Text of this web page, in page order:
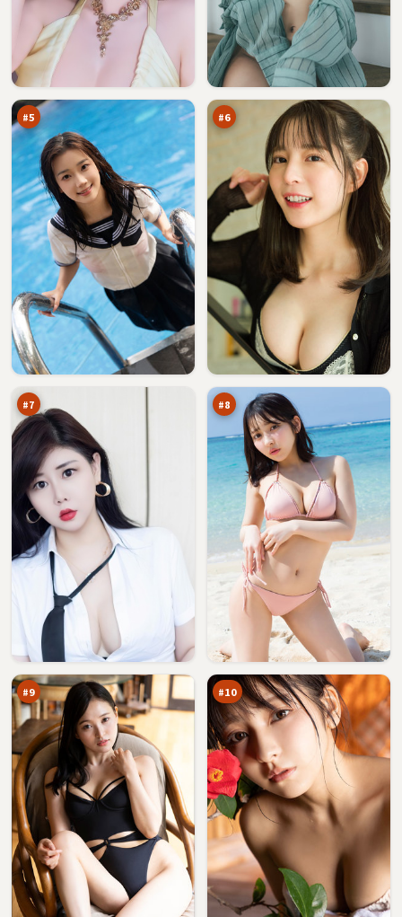
#5
风
则万
#6
深
空
降
临
96
万
#7
雾
岛
航
线
96
万
#8
青
列
车
94
万
#9
夜
观
者
万
#10
边
界万